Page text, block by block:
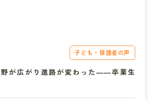
子ども・保護者の声
が広がり進路が変わった――卒業生